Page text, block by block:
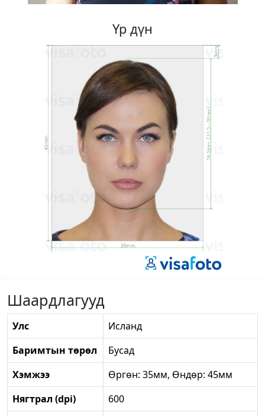
Үр дүн
Шаардлагууд
Улс
Исланд
Баримтын төрөл
Бусад
Хэмжээ
Өргөн: 35мм, Өндөр: 45мм
Нягтрал (dpi)
600